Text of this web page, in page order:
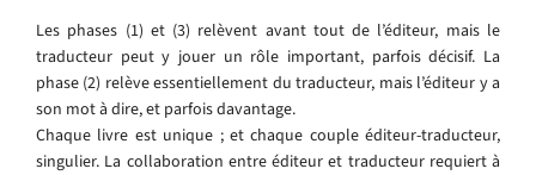
Les phases (1) et (3) relèvent avant tout de l’éditeur, mais le
traducteur peut y jouer un rôle important, parfois décisif. La
phase (2) relève essentiellement du traducteur, mais l’éditeur y a
son mot à dire, et parfois davantage.
Chaque livre est unique ; et chaque couple éditeur-traducteur,
singulier. La collaboration entre éditeur et traducteur requiert à